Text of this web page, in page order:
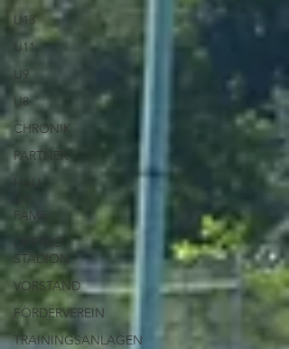
U13
U11
U9
U8
CHRONIK
PARTNER
HALL
FAME
OFFINO-
STADION
VORSTAND
FÖRDERVEREIN
TRAININGSANLAGEN